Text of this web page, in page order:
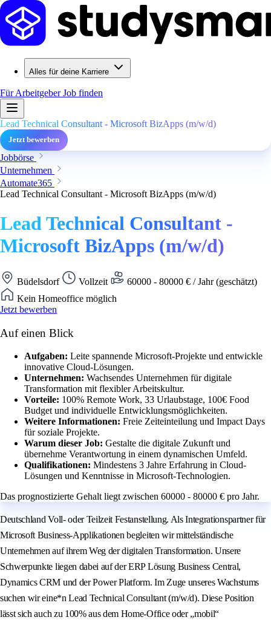
Alles für deine Karriere
Für ArbeitgeberJob finden
Lead Technical Consultant - Microsoft BizApps (m/w/d)
Jetzt bewerben
Jobbörse
Unternehmen
Automate365
Lead Technical Consultant - Microsoft BizApps (m/w/d)
Lead Technical Consultant -
Microsoft BizApps (m/w/d)
Büdelsdorf Vollzeit
60000 - 80000 € / Jahr (geschätzt)
Kein Homeoffice möglich
Jetzt bewerben
Auf einen Blick
Aufgaben: Leite spannende Microsoft-Projekte und entwickle
innovative Cloud-Lösungen.
Unternehmen: Wachsendes Unternehmen für digitale
Transformation mit flexibler Arbeitskultur.
Vorteile: 100% Remote Work, 33 Urlaubstage, 100€ Food
Budget und individuelle Entwicklungsmöglichkeiten.
Weitere Informationen: Freie Zeiteinteilung und Impact Days
für soziale Projekte.
Warum dieser Job: Gestalte die digitale Zukunft und
übernehme Verantwortung in einem dynamischen Umfeld.
Qualifikationen: Mindestens 3 Jahre Erfahrung in Cloud-
Lösungen und Kenntnisse in Microsoft-Technologien.
Das prognostizierte Gehalt liegt zwischen 60000 - 80000 € pro Jahr.
Deutschland Voll- oder Teilzeit Festanstellung. Als Integrationspartner für
Microsoft Business-Applikationen begleiten wir mittelständische
Unternehmen auf ihrem Weg der digitalen Transformation. Unsere
Schwerpunkte liegen dabei auf der ERP Lösung Business Central,
Dynamics CRM und der Power Platform. Im Zuge unseres Wachstums
suchen wir eine*n Lead Technical Consultant (m/w/d). Diese Position
lässt sich auch zu 100% aus dem Home-Office oder „mobil“